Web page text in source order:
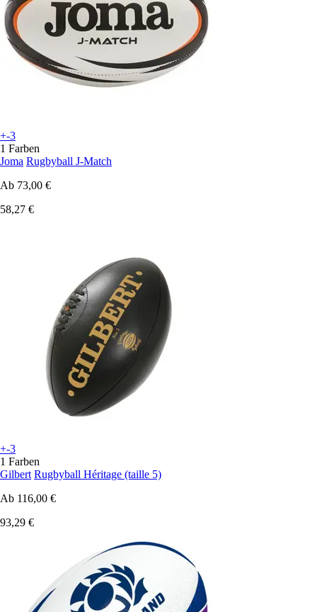
+-3
1 Farben
Joma Rugbyball J-Match
Ab 73,00 €
58,27 €
+-3
1 Farben
Gilbert Rugbyball Héritage (taille 5)
Ab 116,00 €
93,29 €